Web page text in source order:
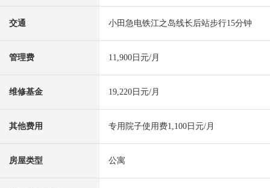
交通 小田急电铁江之岛线长后站步行15分钟
管理费 11,900日元/月
维修基金 19,220日元/月
其他费用 专用院子使用费1,100日元/月
房屋类型 公寓